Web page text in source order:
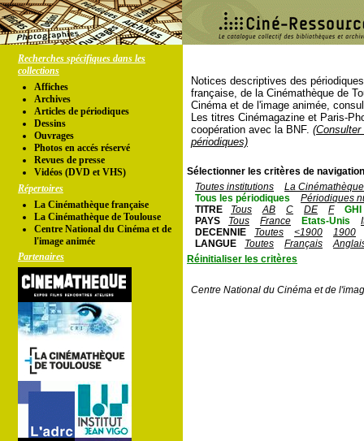
Recherches spécifiques dans les
collections
Affiches
Archives
Articles de périodiques
Dessins
Ouvrages
Photos en accés réservé
Revues de presse
Vidéos (DVD et VHS)
Répertoires
La Cinémathèque française
La Cinémathèque de Toulouse
Centre National du Cinéma et de
l'image animée
Partenaires
Notices descriptives des
française, de la Cinémathèque de
Cinéma et de l'image animée,
Les titres Cinémagazine et Paris-
coopération avec la BNF.
périodiques)
Sélectionner les critères de
Toutes institutions
La
Tous les périodiques
Périodiques
TITRE
Tous AB C DE F
GHI
PAYS
Tous France Etats-Unis
DECENNIE
Toutes <1900
1900
LANGUE
Toutes Français
Réinitialiser les critères
Centre National du Cinéma et de